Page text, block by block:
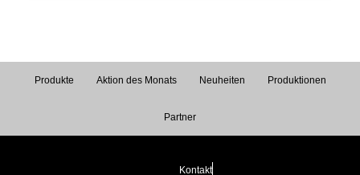
Produkte Aktion des Monats Neuheiten Produktionen
Partner
Kontakt